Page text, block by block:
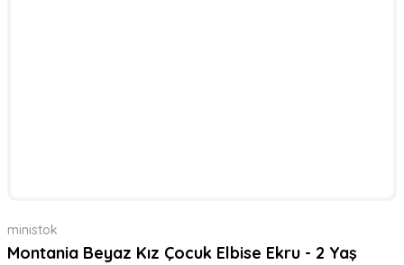
ministok
Montania Beyaz Kız Çocuk Elbise Ekru - 2 Yaş